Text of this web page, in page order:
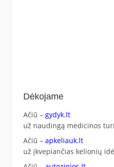
Dėkojame
Ačiū – gydyk.lt
už naudingą medicinos
Ačiū – apkeliauk.lt
už įkvepiančias kelionių